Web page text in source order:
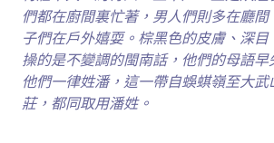
們都在廚間裏忙著，男人們則多在廳
子們在戶外嬉耍。棕黑色的皮膚、深目
操的是不變調的閩南話，他們的母語早
他們一律姓潘，這一帶自蜈蜞嶺至大
莊，都同取用潘姓。